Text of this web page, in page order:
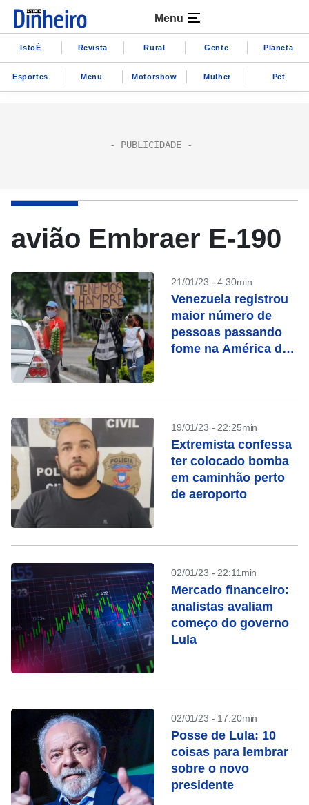
Menu
IstoÉ Revista Rural Gente Planeta
Esportes Menu Motorshow Mulher Pet
avião Embraer E-190
21/01/23 - 4:30min
Venezuela registrou
maior número de
pessoas passando
fome na América do
19/01/23 - 22:25min
Extremista confessa
ter colocado bomba
em caminhão perto
de aeroporto
02/01/23 - 22:11min
Mercado financeiro:
analistas avaliam
começo do governo
Lula
02/01/23 - 17:20min
Posse de Lula: 10
coisas para lembrar
sobre o novo
presidente